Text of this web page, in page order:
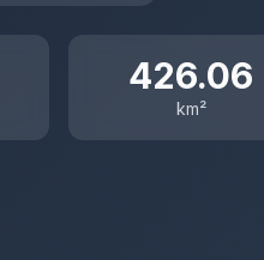
426.06
km²